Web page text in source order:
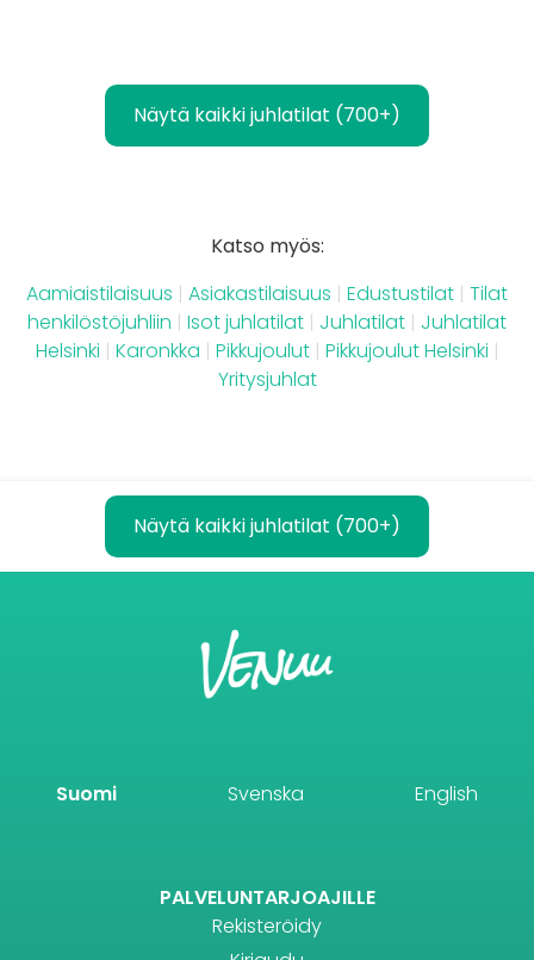
Näytä kaikki juhlatilat (700+)
Katso myös:
Aamiaistilaisuus | Asiakastilaisuus | Edustustilat | Tilat
henkilöstöjuhliin | Isot juhlatilat | Juhlatilat | Juhlatilat
Helsinki | Karonkka | Pikkujoulut | Pikkujoulut Helsinki |
Yritysjuhlat
Näytä kaikki juhlatilat (700+)
Suomi Svenska English
PALVELUNTARJOAJILLE
Rekisteröidy